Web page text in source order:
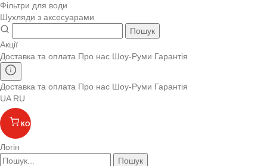
Фільтри для води
Шухляди з аксесуарами
Пошук
Акції
Доставка та оплата Про нас Шоу-Руми Гарантія
Доставка та оплата Про нас Шоу-Руми Гарантія
UA RU
КОШИК
Логін
Пошук